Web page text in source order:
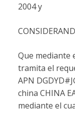
2004 y
Que mediante
tramita el
APN
china CHINA
mediante el